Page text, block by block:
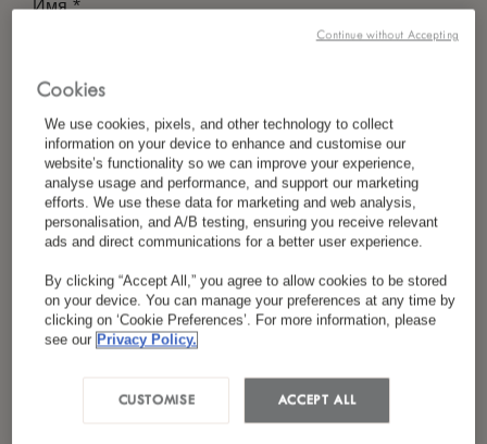
Имя*
Фамилия *
Страна/Регион*
Предпочтение Языка*
Cookies
We use cookies, pixels, and other technology to collect
information on your device to enhance and customise our
website’s functionality so we can improve your experience,
analyse usage and performance, and support our marketing
efforts. We use these data for marketing and web analysis,
personalisation, and A/B testing, ensuring you receive relevant
ads and direct communications for a better user experience.
By clicking “Accept All,” you agree to allow cookies to be stored
on your device. You can manage your preferences at any time by
clicking on ‘Cookie Preferences’. For more information, please
see our Privacy Policy.
ACCEPT ALL
CUSTOMISE
Continue without Accepting